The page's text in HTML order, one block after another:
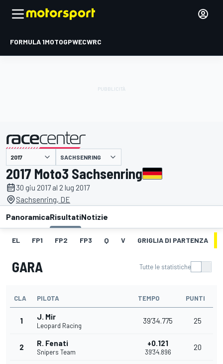
FORMULA 1MOTOGPWECWRC
presentato da SACHSENRING
2017 Moto3 Sachsenring
30 giu 2017 al 2 lug 2017
Sachsenring, DE
PanoramicaRisultatiNotizie
EL FP1 FP2 FP3 Q V GRIGLIA DI PARTENZA
GARA Tutte le statistiche
CLA PILOTA TEMPO PUNTI
1 J. Mir
Leopard Racing
39'34.775 25
2 R. Fenati
Snipers Team
+0.121
39'34.896
20